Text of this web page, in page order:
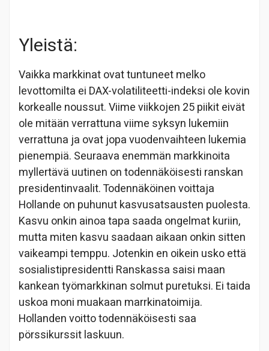
Yleistä:
Vaikka markkinat ovat tuntuneet melko
levottomilta ei DAX-volatiliteetti-indeksi ole kovin
korkealle noussut. Viime viikkojen 25 piikit eivät
ole mitään verrattuna viime syksyn lukemiin
verrattuna ja ovat jopa vuodenvaihteen lukemia
pienempiä. Seuraava enemmän markkinoita
myllertävä uutinen on todennäköisesti ranskan
presidentinvaalit. Todennäköinen voittaja
Hollande on puhunut kasvusatsausten puolesta.
Kasvu onkin ainoa tapa saada ongelmat kuriin,
mutta miten kasvu saadaan aikaan onkin sitten
vaikeampi temppu. Jotenkin en oikein usko että
sosialistipresidentti Ranskassa saisi maan
kankean työmarkkinan solmut puretuksi. Ei taida
uskoa moni muakaan marrkinatoimija.
Hollanden voitto todennäköisesti saa
pörssikurssit laskuun.